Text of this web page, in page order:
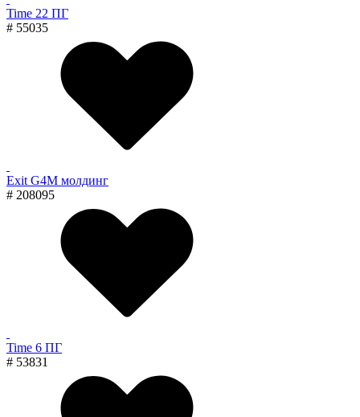
Time 22 ПГ
# 55035
Exit G4M молдинг
# 208095
Time 6 ПГ
# 53831